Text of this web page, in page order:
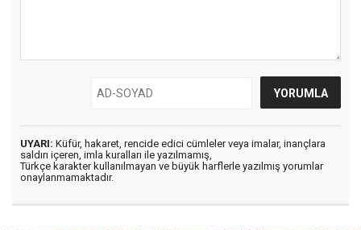
UYARI: Küfür, hakaret, rencide edici cümleler veya imalar, inançlara
saldırı içeren, imla kuralları ile yazılmamış,
Türkçe karakter kullanılmayan ve büyük harflerle yazılmış yorumlar
onaylanmamaktadır.